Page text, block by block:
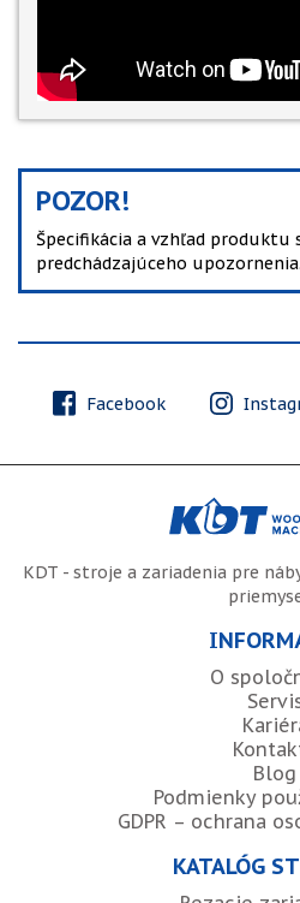
POZOR!
Špecifikácia a vzhľad produktu
predchádzajúceho upozornenia.
Facebook
KDT - stroje a zariadenia pre
O
Blog
Podmienky
GDPR – ochrana
KATALÓG